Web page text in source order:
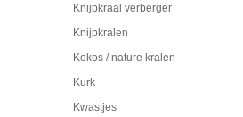
Knijpkraal verberger
Knijpkralen
Kokos / nature kralen
Kurk
Kwastjes